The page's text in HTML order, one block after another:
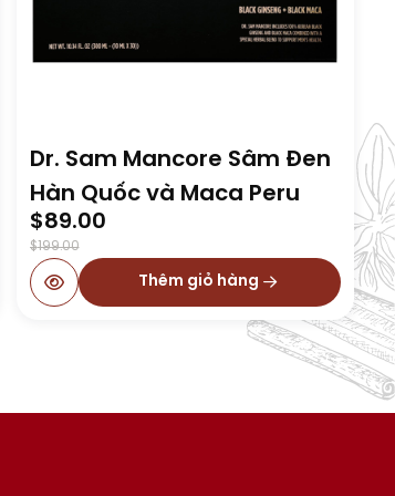
Dr. Sam Mancore Sâm Đen
Hàn Quốc và Maca Peru
$199.00
Original
price
was:
$199.00.
$89.00
Current
price
is:
$89.00.
Thêm giỏ hàng